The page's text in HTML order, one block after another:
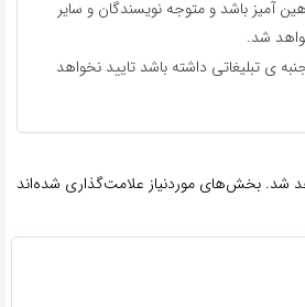
آمیز باشد و متوجه نویسندگان و سایر
شد.
ی تبلیغاتی داشته باشد تایید نخواهد
شد. بخش‌های موردنیاز علامت‌گذاری شده‌اند